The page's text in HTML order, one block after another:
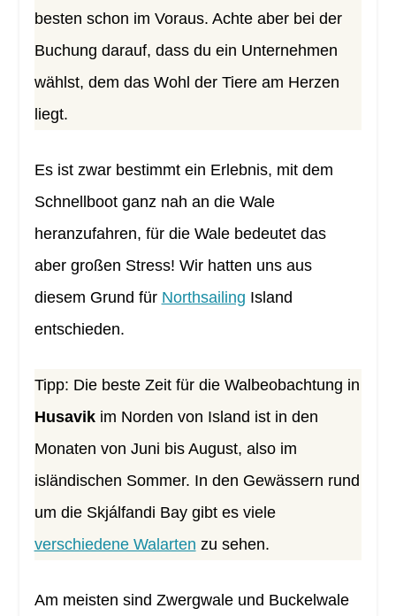
besten schon im Voraus. Achte aber bei der
Buchung darauf, dass du ein Unternehmen
wählst, dem das Wohl der Tiere am Herzen
liegt.
Es ist zwar bestimmt ein Erlebnis, mit dem
Schnellboot ganz nah an die Wale
heranzufahren, für die Wale bedeutet das
aber großen Stress! Wir hatten uns aus
diesem Grund für Northsailing Island
entschieden.
Tipp: Die beste Zeit für die Walbeobachtung in
Husavik im Norden von Island ist in den
Monaten von Juni bis August, also im
isländischen Sommer. In den Gewässern rund
um die Skjálfandi Bay gibt es viele
verschiedene Walarten zu sehen.
Am meisten sind Zwergwale und Buckelwale